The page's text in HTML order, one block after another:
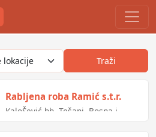
Traži
Rabljena roba Ramić s.t.r.
KaloŠević bb, Tešanj, Bosna i